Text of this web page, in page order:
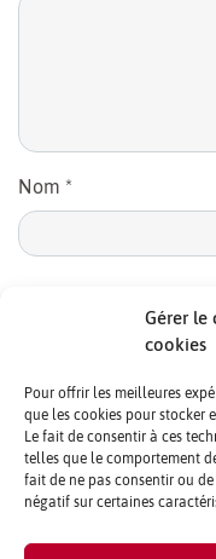
Gérer le
cookies
Pour offrir les meilleures
que les cookies pour stocker
Le fait de consentir à ces
telles que le comportement
fait de ne pas consentir ou
négatif sur certaines
Nom *